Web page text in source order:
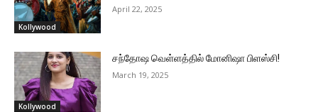
Kollywood
April 22, 2025
Kollywood
சந்தோஷ வெள்ளத்தில் மோனிஷா பிளஸ்சி!
March 19, 2025